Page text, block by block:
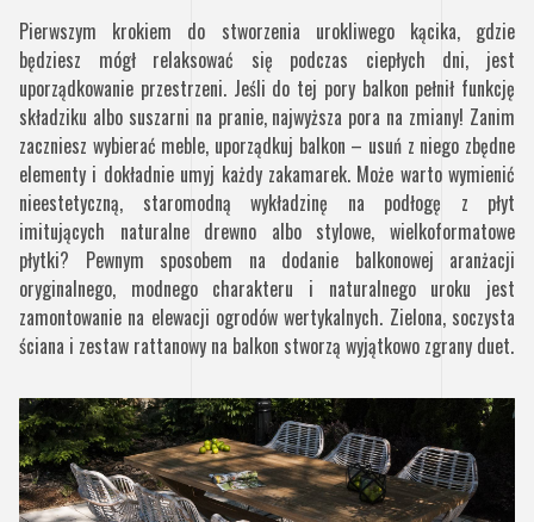
Pierwszym krokiem do stworzenia urokliwego kącika, gdzie
będziesz mógł relaksować się podczas ciepłych dni, jest
uporządkowanie przestrzeni. Jeśli do tej pory balkon pełnił funkcję
składziku albo suszarni na pranie, najwyższa pora na zmiany! Zanim
zaczniesz wybierać meble, uporządkuj balkon – usuń z niego zbędne
elementy i dokładnie umyj każdy zakamarek. Może warto wymienić
nieestetyczną, staromodną wykładzinę na podłogę z płyt
imitujących naturalne drewno albo stylowe, wielkoformatowe
płytki? Pewnym sposobem na dodanie balkonowej aranżacji
oryginalnego, modnego charakteru i naturalnego uroku jest
zamontowanie na elewacji ogrodów wertykalnych. Zielona, soczysta
ściana i zestaw rattanowy na balkon stworzą wyjątkowo zgrany duet.